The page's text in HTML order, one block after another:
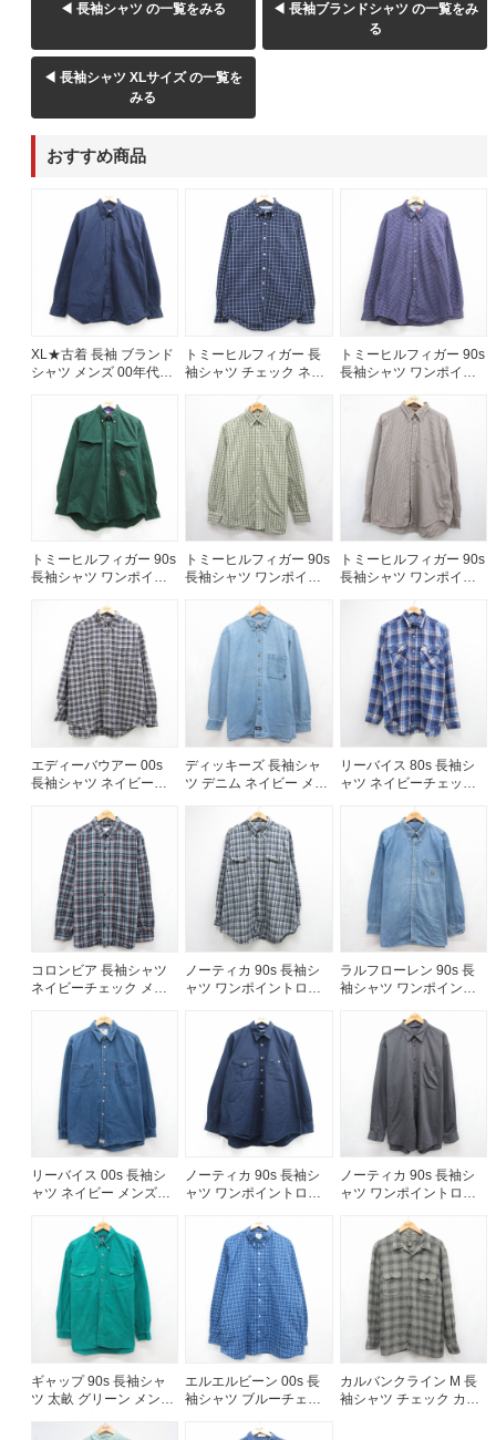
50年代 40年代
すべての年代を見る
週刊ラッシュアウト新聞
古着コラム
Youtube 古着屋Rush Out チャンネル
スタッフコーディネート
ご利用案内
お客様の声
レビュー1万件突破
お気に入りリスト
会員登録
メルマガ登録
会社概要
店舗一覧
古着卸売
特定商取引法に基づく表示
プライバシーポリシー
お問い合わせ
◀ 長袖シャツ の一覧をみる
◀ 長袖ブランドシャツ の一覧をみ
る
◀ 長袖シャツ XLサイズ の一覧を
みる
おすすめ商品
XL★古着 長袖 ブランド
シャツ メンズ 00年代
トン ボタンダウン ネイ
ビー 26aug06
トミーヒルフィガー 長
袖シャツ チェック ネイ
トミーヒルフィガー 90s
長袖シャツ ワンポイン
ク メンズXL相当 | 古着
トミーヒルフィガー 90s
長袖シャツ ワンポイン
XL相当 | 古着
トミーヒルフィガー 90s
長袖シャツ ワンポイン
メンズM相当 | 古着
トミーヒルフィガー 90s
長袖シャツ ワンポイン
ク メンズXL相当 | 古着
エディーバウアー 00s
長袖シャツ ネイビーチ
ディッキーズ 長袖シャ
ツ デニム ネイビー メン
リーバイス 80s 長袖シ
ャツ ネイビーチェック
コロンビア 長袖シャツ
ネイビーチェック メン
ノーティカ 90s 長袖シ
ャツ ワンポイントロゴ
ズXL相当 | 古着
ラルフローレン 90s 長
袖シャツ ワンポイント
相当 | 古着
リーバイス 00s 長袖シ
ャツ ネイビー メンズXL
ノーティカ 90s 長袖シ
ャツ ワンポイントロゴ
ノーティカ 90s 長袖シ
ャツ ワンポイントロゴ
ギャップ 90s 長袖シャ
ツ 太畝 グリーン メンズ
エルエルビーン 00s 長
袖シャツ ブルーチェッ
カルバンクライン M 長
袖シャツ チェック カー